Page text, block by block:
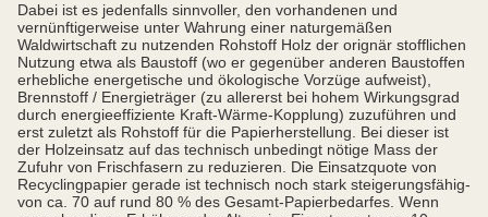
Dabei ist es jedenfalls sinnvoller, den vorhandenen und
vernünftigerweise unter Wahrung einer naturgemäßen
Waldwirtschaft zu nutzenden Rohstoff Holz der orignär stofflichen
Nutzung etwa als Baustoff (wo er gegenüber anderen Baustoffen
erhebliche energetische und ökologische Vorzüge aufweist),
Brennstoff / Energieträger (zu allererst bei hohem Wirkungsgrad
durch energieeffiziente Kraft-Wärme-Kopplung) zuzuführen und
erst zuletzt als Rohstoff für die Papierherstellung. Bei dieser ist
der Holzeinsatz auf das technisch unbedingt nötige Mass der
Zufuhr von Frischfasern zu reduzieren. Die Einsatzquote von
Recyclingpapier gerade ist technisch noch stark steigerungsfähig-
von ca. 70 auf rund 80 % des Gesamt-Papierbedarfes. Wenn